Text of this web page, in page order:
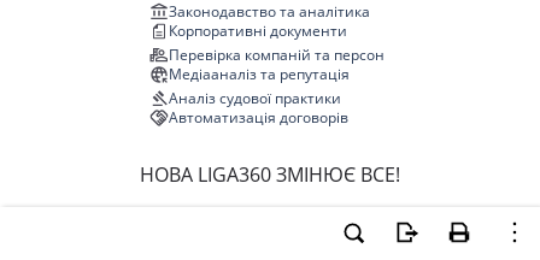
Законодавство та аналітика
Корпоративні документи
Перевірка компаній та персон
Медіааналіз та репутація
Аналіз судової практики
Автоматизація договорів
НОВА LIGA360 ЗМІНЮЄ ВСЕ!